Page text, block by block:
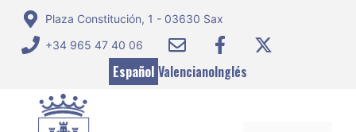
Saltar
contenido
Plaza Constitución, 1 - 03630 Sax
+34 965 47 40 06
Español ValencianoInglés